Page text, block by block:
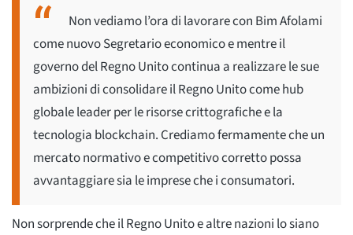
Non vediamo l’ora di lavorare con Bim Afolami
come nuovo Segretario economico e mentre il
governo del Regno Unito continua a realizzare le sue
ambizioni di consolidare il Regno Unito come hub
globale leader per le risorse crittografiche e la
tecnologia blockchain. Crediamo fermamente che un
mercato normativo e competitivo corretto possa
avvantaggiare sia le imprese che i consumatori.
Non sorprende che il Regno Unito e altre nazioni lo siano